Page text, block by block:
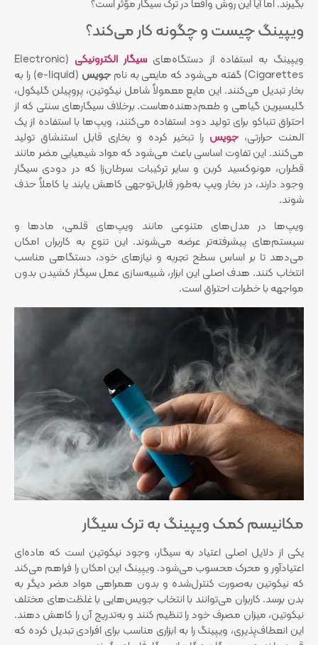
بگیرند. اما آیا این روش واقعاً در ترک سیگار مؤثر است؟
ویپینگ چیست و چگونه کار می‌کند؟
ویپینگ به استفاده از دستگاه‌های سیگار الکترونیکی
(Electronic
Cigarettes) گفته می‌شود که مایعی به نام
جویس
(e-liquid) را به
بخار تبدیل می‌کنند. این مایع معمولاً شامل نیکوتین، پروپیلن گلیکول،
گلیسیرین گیاهی و طعم‌دهنده‌هاست. برخلاف سیگارهای سنتی که از
احتراق تنباکو برای تولید دود استفاده می‌کنند، ویپ‌ها با استفاده از یک
المنت حرارتی،جویس را تبخیر کرده و بخاری قابل استنشاق تولید
می‌کنند. این تفاوت اساسی باعث می‌شود که مواد شیمیایی مضر مانند
قطران، مونوکسید کربن و سایر ترکیبات سرطان‌زا که در دودی سیگار
وجود دارند، در بخار ویپ به‌طور قابل‌توجهی کاهش یابند یا کاملاً حذف
شوند.
ویپ‌ها در مدل‌های متنوعی مانند ویپ‌های قلمی، مادها و
سیستم‌های پیشرفته‌تر عرضه می‌شوند. این تنوع به کاربران امکان
می‌دهد تا بر اساس سطح تجربه و نیازهای خود، دستگاهی مناسب
انتخاب کنند. هدف اصلی این ابزار، شبیه‌سازی عمل سیگار کشیدن بدون
مواجهه با خطرات احتراق است.
مکانیسم کمک ویپینگ به ترک سیگار
یکی از دلایل اصلی اعتیاد به سیگار، وجود نیکوتین است که ماده‌ای
اعتیادآور و محرک محسوب می‌شود. ویپینگ این امکان را فراهم می‌کند
که نیکوتین به‌صورت کنترل‌شده و بدون همراهی مواد مضر دیگر به
بدن برسد. کاربران می‌توانند با انتخاب جویس‌هایی با غلظت‌های مختلف
نیکوتین، میزان مصرف خود را تنظیم کنند و به‌تدریج آن را کاهش دهند.
این انعطاف‌پذیری، ویپینگ را به ابزاری مناسب برای افرادی تبدیل کرده که